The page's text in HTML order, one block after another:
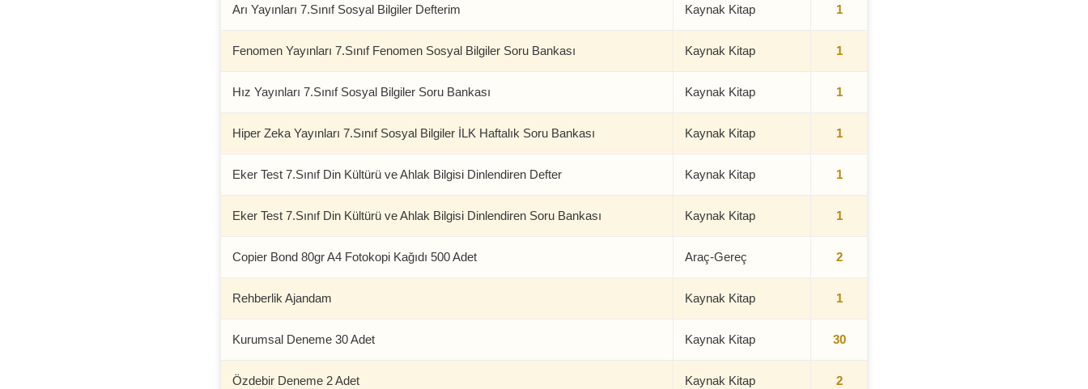
Arı Yayınları 7.Sınıf Sosyal Bilgiler Defterim Kaynak Kitap 1
Fenomen Yayınları 7.Sınıf Fenomen Sosyal Bilgiler Soru Bankası Kaynak Kitap 1
Hız Yayınları 7.Sınıf Sosyal Bilgiler Soru Bankası Kaynak Kitap 1
Hiper Zeka Yayınları 7.Sınıf Sosyal Bilgiler İLK Haftalık Soru Bankası Kaynak Kitap 1
Eker Test 7.Sınıf Din Kültürü ve Ahlak Bilgisi Dinlendiren Defter Kaynak Kitap 1
Eker Test 7.Sınıf Din Kültürü ve Ahlak Bilgisi Dinlendiren Soru Bankası Kaynak Kitap 1
Copier Bond 80gr A4 Fotokopi Kağıdı 500 Adet Araç-Gereç 2
Rehberlik Ajandam Kaynak Kitap 1
Kurumsal Deneme 30 Adet Kaynak Kitap 30
Özdebir Deneme 2 Adet Kaynak Kitap 2